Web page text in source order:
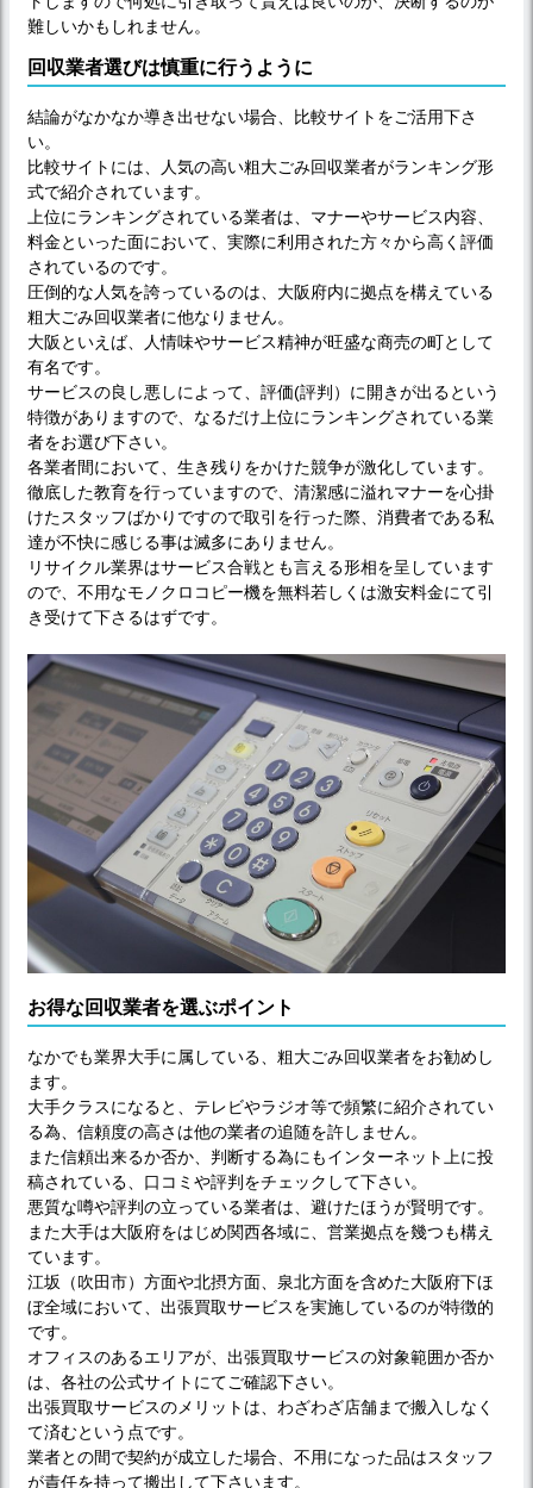
難しいかもしれません。
回収業者選びは慎重に行うように
結論がなかなか導き出せない場合、比較サイトをご活用下さ
い。
比較サイトには、人気の高い粗大ごみ回収業者がランキング形
式で紹介されています。
上位にランキングされている業者は、マナーやサービス内容、
料金といった面において、実際に利用された方々から高く評価
されているのです。
圧倒的な人気を誇っているのは、大阪府内に拠点を構えている
粗大ごみ回収業者に他なりません。
大阪といえば、人情味やサービス精神が旺盛な商売の町として
有名です。
サービスの良し悪しによって、評価(評判）に開きが出るという
特徴がありますので、なるだけ上位にランキングされている業
者をお選び下さい。
各業者間において、生き残りをかけた競争が激化しています。
徹底した教育を行っていますので、清潔感に溢れマナーを心掛
けたスタッフばかりですので取引を行った際、消費者である私
達が不快に感じる事は滅多にありません。
リサイクル業界はサービス合戦とも言える形相を呈しています
ので、不用なモノクロコピー機を無料若しくは激安料金にて引
き受けて下さるはずです。
お得な回収業者を選ぶポイント
なかでも業界大手に属している、粗大ごみ回収業者をお勧めし
ます。
大手クラスになると、テレビやラジオ等で頻繁に紹介されてい
る為、信頼度の高さは他の業者の追随を許しません。
また信頼出来るか否か、判断する為にもインターネット上に投
稿されている、口コミや評判をチェックして下さい。
悪質な噂や評判の立っている業者は、避けたほうが賢明です。
また大手は大阪府をはじめ関西各域に、営業拠点を幾つも構え
ています。
江坂（吹田市）方面や北摂方面、泉北方面を含めた大阪府下ほ
ぼ全域において、出張買取サービスを実施しているのが特徴的
です。
オフィスのあるエリアが、出張買取サービスの対象範囲か否か
は、各社の公式サイトにてご確認下さい。
出張買取サービスのメリットは、わざわざ店舗まで搬入しなく
て済むという点です。
業者との間で契約が成立した場合、不用になった品はスタッフ
が責任を持って搬出して下さいます。